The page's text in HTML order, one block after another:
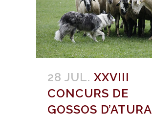
28 JUL. XXVIII
CONCURS DE
GOSSOS D’ATURA